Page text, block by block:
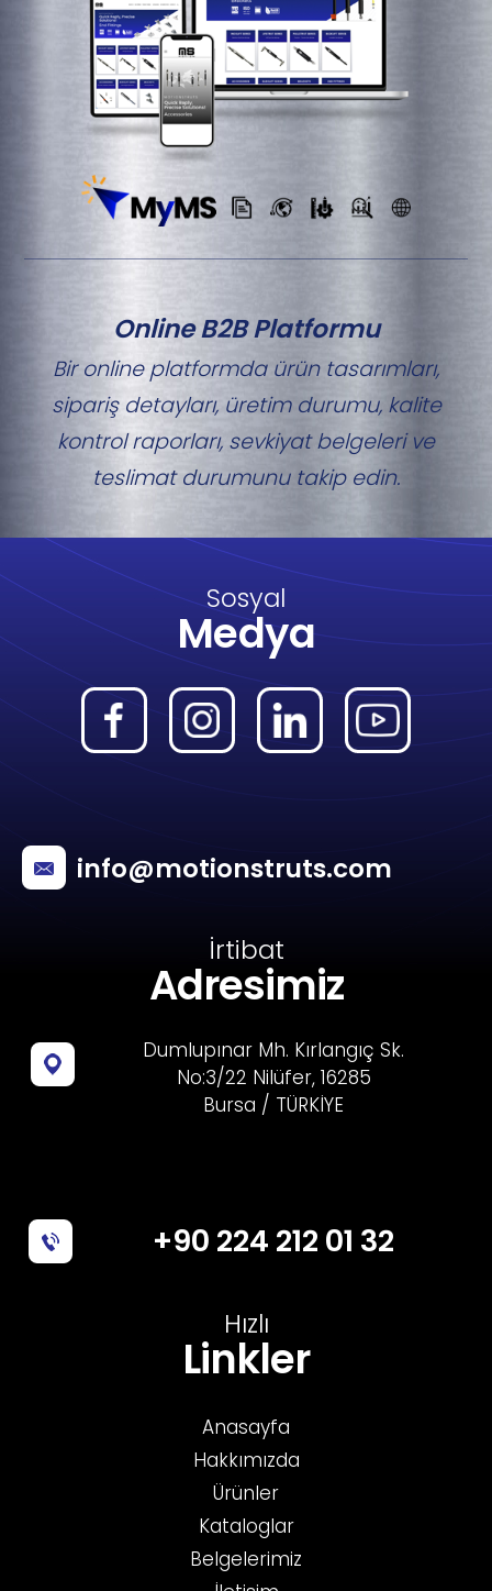
Online B2B Platformu
Bir online platformda ürün tasarımları,
sipariş detayları, üretim durumu, kalite
kontrol raporları, sevkiyat belgeleri ve
teslimat durumunu takip edin.
Sosyal
Medya
info@motionstruts.com
İrtibat
Adresimiz
Dumlupınar Mh. Kırlangıç Sk.
No:3/22 Nilüfer, 16285
Bursa / TÜRKİYE
+90 224 212 01 32
Hızlı
Linkler
Anasayfa
Hakkımızda
Ürünler
Kataloglar
Belgelerimiz